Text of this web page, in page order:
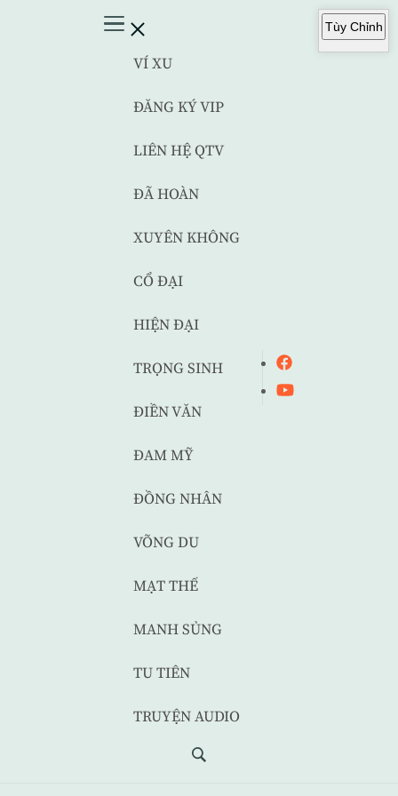
VÍ XU
ĐĂNG KÝ VIP
LIÊN HỆ QTV
ĐÃ HOÀN
XUYÊN KHÔNG
CỔ ĐẠI
HIỆN ĐẠI
TRỌNG SINH
ĐIỀN VĂN
ĐAM MỸ
ĐỒNG NHÂN
VÕNG DU
MẠT THẾ
MANH SỦNG
TU TIÊN
TRUYỆN AUDIO
Tùy Chỉnh